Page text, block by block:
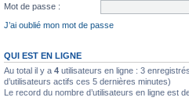
Mot de passe :
J’ai oublié mon mot de passe
QUI EST EN LIGNE
Au total il y a 4 utilisateurs en ligne : 3
d’utilisateurs actifs ces 5 dernières minutes)
Le record du nombre d’utilisateurs en ligne est